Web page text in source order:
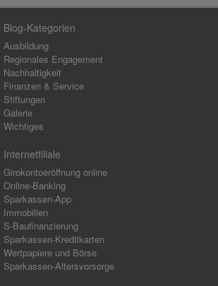
Blog-Kategorien
Ausbildung
Regionales Engagement
Nachhaltigkeit
Finanzen & Service
Stiftungen
Galerie
Wichtiges
Internetfiliale
Girokontoeröffnung online
Online-Banking
Sparkassen-App
Immobilien
S-Baufinanzierung
Sparkassen-Kreditkarten
Wertpapiere und Börse
Sparkassen-Altersvorsorge